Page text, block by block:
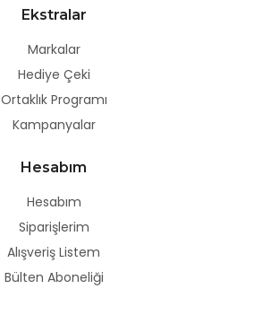
Ekstralar
Markalar
Hediye Çeki
Ortaklık Programı
Kampanyalar
Hesabım
Hesabım
Siparişlerim
Alışveriş Listem
Bülten Aboneliği